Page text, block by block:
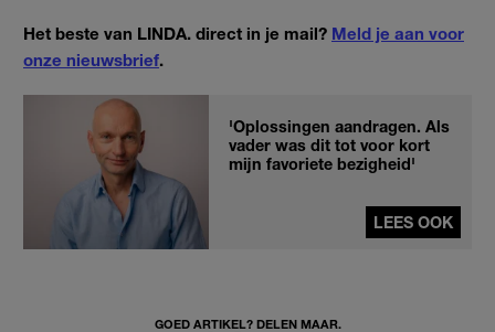
Het beste van LINDA. direct in je mail? Meld je aan voor
onze nieuwsbrief.
'Oplossingen aandragen. Als
vader was dit tot voor kort
mijn favoriete bezigheid'
LEES OOK
GOED ARTIKEL? DELEN MAAR.